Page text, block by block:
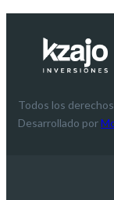
Todos los
Desarrollado por